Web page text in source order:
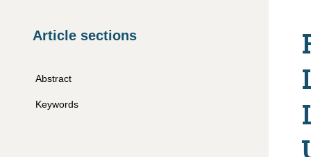
Article sections
Abstract
Keywords